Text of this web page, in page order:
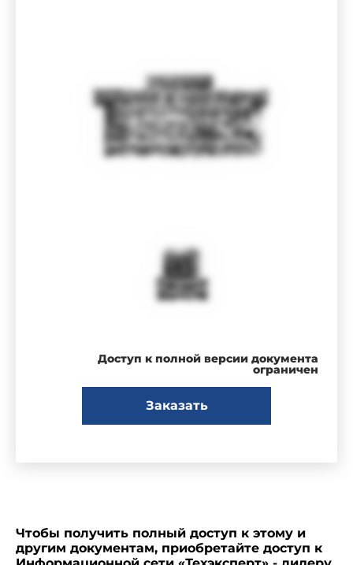
Доступ к полной версии документа
ограничен
Заказать
Чтобы получить полный доступ к этому и
другим документам, приобретайте доступ к